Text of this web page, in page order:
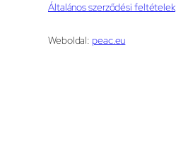
Általános szerződési feltételek
Weboldal: peac.eu